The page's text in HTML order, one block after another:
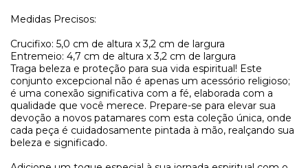
Medidas Precisos:
Crucifixo: 5,0 cm de altura x 3,2 cm de largura
Entremeio: 4,7 cm de altura x 3,2 cm de largura
Traga beleza e proteção para sua vida espiritual! Este
conjunto excepcional não é apenas um acessório religioso;
é uma conexão significativa com a fé, elaborada com a
qualidade que você merece. Prepare-se para elevar sua
devoção a novos patamares com esta coleção única, onde
cada peça é cuidadosamente pintada à mão, realçando sua
beleza e significado.